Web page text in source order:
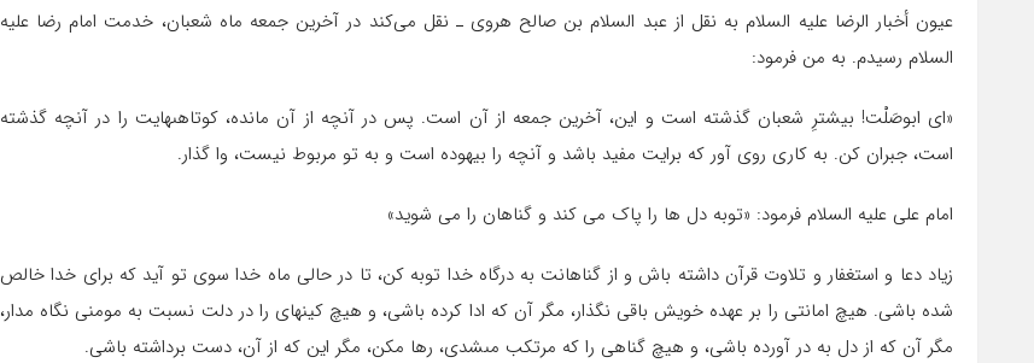
عیون أخبار الرضا علیه ‏السلام به نقل از عبد السلام بن صالح هروى ـ نقل می‌کند در آخرین جمعه ماه شعبان، خدمت امام رضا علیه
‏السلام رسیدم. به من فرمود:
«اى ابوصَلْت! بیشترِ شعبان گذشته است و این، آخرین جمعه از آن است. پس در آنچه از آن مانده، کوتاهى‏هایت را در آنچه گذشته
است، جبران کن. به کارى روى آور که برایت مفید باشد و آنچه را بیهوده است و به تو مربوط نیست، وا گذار.
امام على علیه ‏السلام فرمود: «توبه دل ها را پاک‏ مى ‏کند و گناهان را مى ‏شوید»
زیاد دعا و استغفار و تلاوت قرآن داشته باش و از گناهانت به درگاه خدا توبه کن، تا در حالى ماه خدا سوى تو آید که براى خدا خالص
شده باشى. هیچ امانتى را بر عهده خویش باقى نگذار، مگر آن که ادا کرده باشى، و هیچ کینه‏اى را در دلت نسبت به مومنى نگاه مدار،
مگر آن که از دل به در آورده باشى، و هیچ گناهى را که مرتکب مى‏شدى، رها مکن، مگر این که از آن، دست برداشته باشى.